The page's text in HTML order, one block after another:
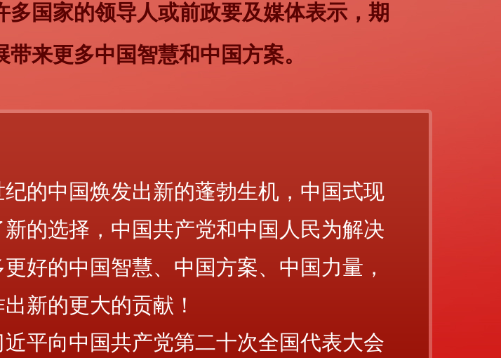
国家的领导人或前政要及媒体表示，期
来更多中国智慧和中国方案。
平向中国共产党第二十次全国代表大会
的中国焕发出新的蓬勃生机，中国式现
的选择，中国共产党和中国人民为解决
好的中国智慧、中国方案、中国力量，
新的更大的贡献！
平向中国共产党第二十次全国代表大会